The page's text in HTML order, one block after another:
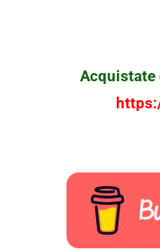
Acquistate